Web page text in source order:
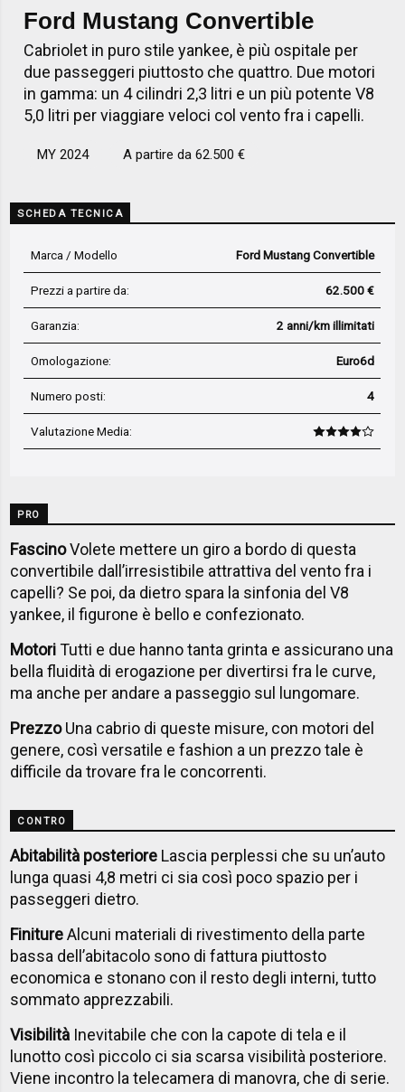
Ford Mustang Convertible
Cabriolet in puro stile yankee, è più ospitale per
due passeggeri piuttosto che quattro. Due motori
in gamma: un 4 cilindri 2,3 litri e un più potente V8
5,0 litri per viaggiare veloci col vento fra i capelli.
MY 2024 A partire da 62.500 €
SCHEDA TECNICA
Marca / Modello Ford Mustang Convertible
Prezzi a partire da: 62.500 €
Garanzia: 2 anni/km illimitati
Omologazione: Euro6d
Numero posti: 4
Valutazione Media:
PRO
FascinoVolete mettere un giro a bordo di questa
convertibile dall’irresistibile attrattiva del vento fra i
capelli? Se poi, da dietro spara la sinfonia del V8
yankee, il figurone è bello e confezionato.
MotoriTutti e due hanno tanta grinta e assicurano una
bella fluidità di erogazione per divertirsi fra le curve,
ma anche per andare a passeggio sul lungomare.
PrezzoUna cabrio di queste misure, con motori del
genere, così versatile e fashion a un prezzo tale è
difficile da trovare fra le concorrenti.
CONTRO
Abitabilità posteriore Lascia perplessi che su un’auto
lunga quasi 4,8 metri ci sia così poco spazio per i
passeggeri dietro.
FinitureAlcuni materiali di rivestimento della parte
bassa dell’abitacolo sono di fattura piuttosto
economica e stonano con il resto degli interni, tutto
sommato apprezzabili.
Visibilità Inevitabile che con la capote di tela e il
lunotto così piccolo ci sia scarsa visibilità posteriore.
Viene incontro la telecamera di manovra, che di serie.